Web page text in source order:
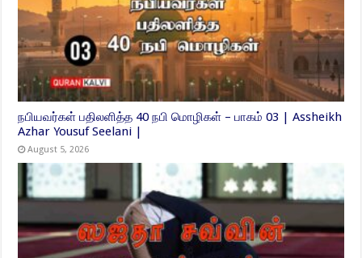
நபியவர்கள் பதிலளித்த 40 நபி மொழிகள் – பாகம் 03 | Assheikh
Azhar Yousuf Seelani |
August 5, 2026